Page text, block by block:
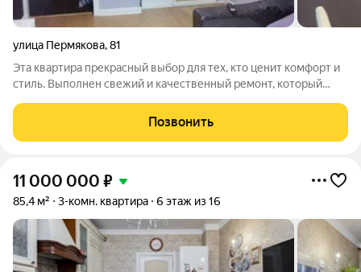
улица Пермякова,81
Эта квартира прекрасный выбор для тех, кто ценит комфорт и
стиль. Выполнен свежий и качественный ремонт, который
гарнитур и вместительная гардеробная, которые остаются
новому владельцу, позволят
Позвонить
11 000 000 ₽
85,4 м² 3-комн. квартира 6 этаж из 16